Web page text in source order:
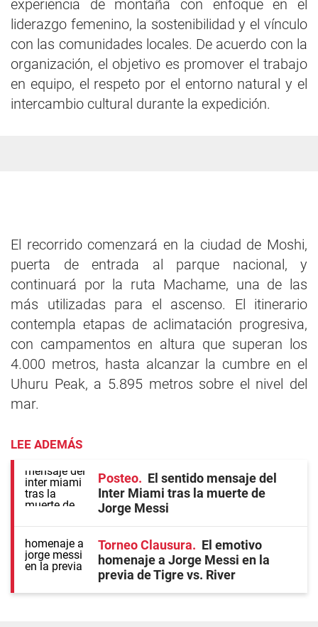
experiencia de montaña con enfoque en el
liderazgo femenino, la sostenibilidad y el vínculo
con las comunidades locales. De acuerdo con la
organización, el objetivo es promover el trabajo
en equipo, el respeto por el entorno natural y el
intercambio cultural durante la expedición.
El recorrido comenzará en la ciudad de Moshi,
puerta de entrada al parque nacional, y
continuará por la ruta Machame, una de las
más utilizadas para el ascenso. El itinerario
contempla etapas de aclimatación progresiva,
con campamentos en altura que superan los
4.000 metros, hasta alcanzar la cumbre en el
Uhuru Peak, a 5.895 metros sobre el nivel del
mar.
LEE ADEMÁS
Posteo
El sentido mensaje del
Inter Miami tras la muerte de
Jorge Messi
Torneo Clausura
El emotivo
homenaje a Jorge Messi en la
previa de Tigre vs. River